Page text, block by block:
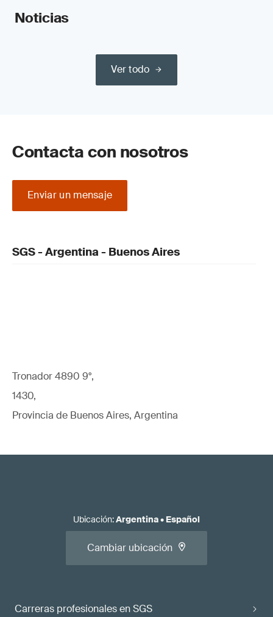
Noticias
Ver todo
Contacta con nosotros
Enviar un mensaje
SGS - Argentina - Buenos Aires
Tronador 4890 9°,
1430,
Provincia de Buenos Aires, Argentina
Carreras profesionales en SGS
Ubicación:Argentina• Español
Cambiar ubicación